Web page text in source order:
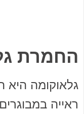
החמרת
גלאוקומה היא